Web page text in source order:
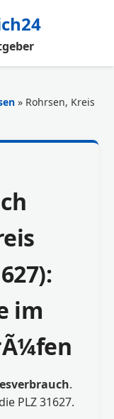
» Rohrsen, Kreis
im
.
PLZ 31627.